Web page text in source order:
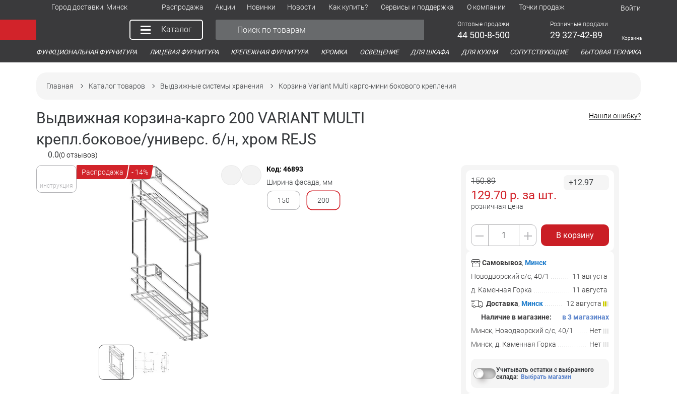
Город доставки: Минск Распродажа Акции Новинки Новости Как купить? Сервисы и поддержка О компании Точки продаж Войти
Каталог
Оптовые продажи
44 500-8-500
Розничные продажи
29 327-42-89 Корзина
ФУНКЦИОНАЛЬНАЯ ФУРНИТУРА ЛИЦЕВАЯ ФУРНИТУРА КРЕПЕЖНАЯ ФУРНИТУРА КРОМКА ОСВЕЩЕНИЕ ДЛЯ ШКАФА ДЛЯ КУХНИ СОПУТСТВУЮЩИЕ БЫТОВАЯ ТЕХНИКА
Главная Каталог товаров Выдвижные системы хранения Корзина Variant Multi карго-мини бокового крепления
Выдвижная корзина-карго 200 VARIANT MULTI
крепл.боковое/универс. б/н, хром REJS
0.0(0 отзывов)
Нашли ошибку?
инструкция
Распродажа - 14%
Код: 46893
Ширина фасада, мм
150 200
150.89
129.70 р. за шт.
розничная цена
+12.97
В корзину
Самовывоз, Минск
Новодворский с/с, 40/1
11 августа
д. Каменная Горка
11 августа
Доставка, Минск
12 августа
Наличие в магазине:
в 3 магазинах
Минск, Новодворский с/с, 40/1
Нет
Минск, д. Каменная Горка
Нет
Учитывать остатки с выбранного
склада: Выбрать магазин